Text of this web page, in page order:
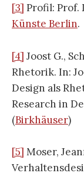
[3] Profil: Prof.
Künste Berlin.
[4] Joost G.,
Rhetorik. In:
Design als
Research in
(Birkhäuser)
[5] Moser,